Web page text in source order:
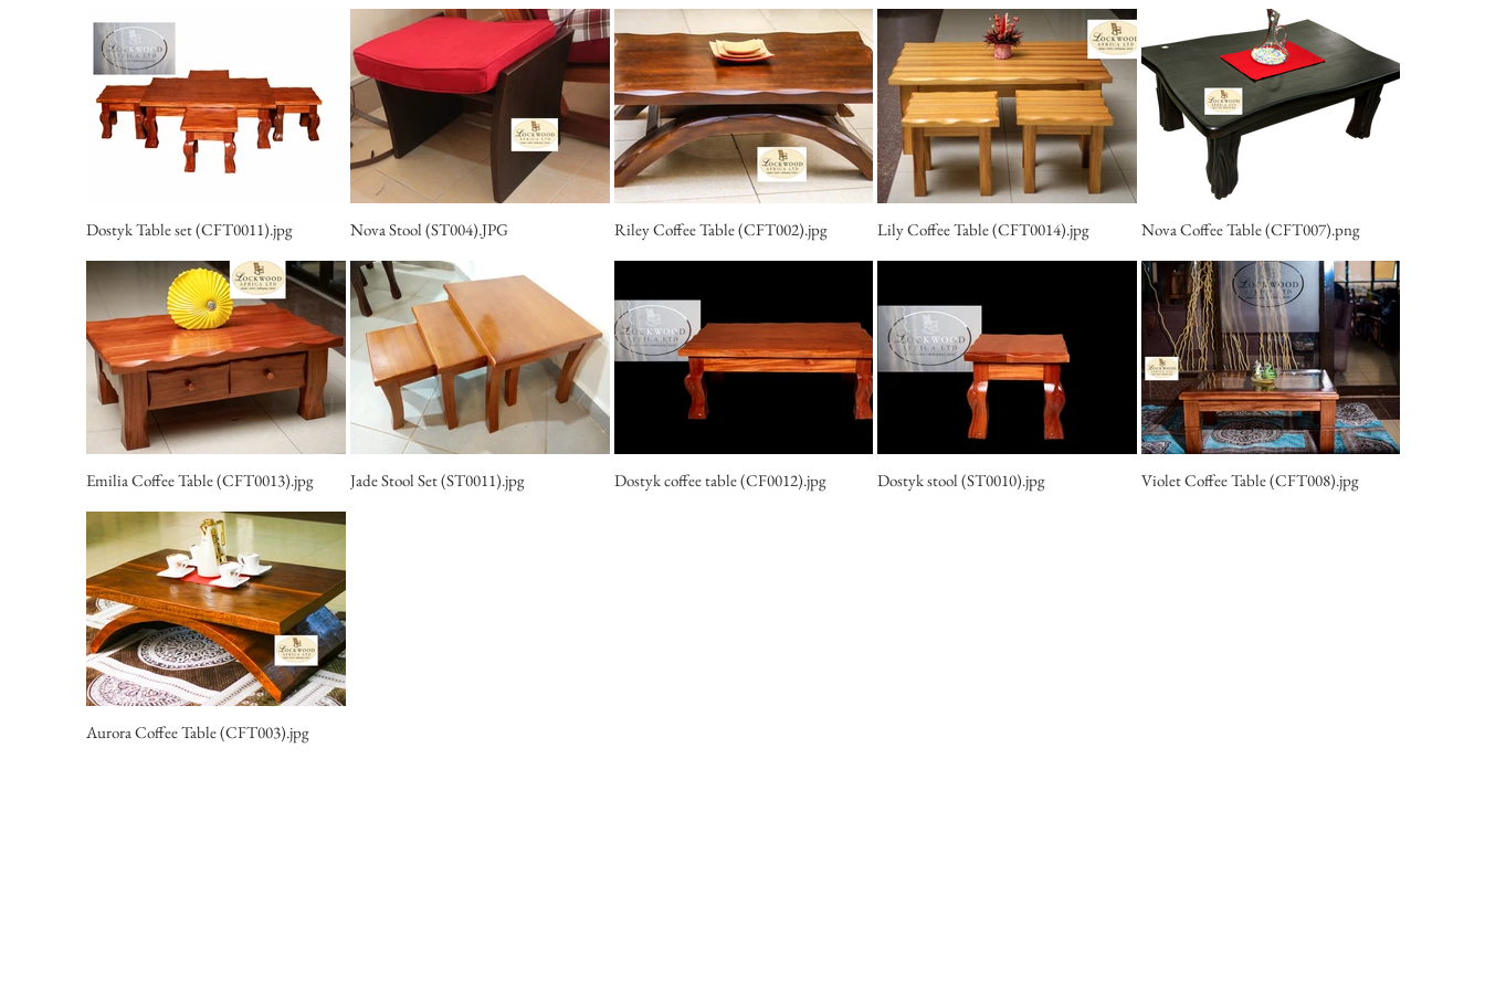
Dostyk Table set (CFT0011).jpg Nova Stool (ST004).JPG Riley Coffee Table (CFT002).jpg Lily Coffee Table (CFT0014).jpg Nova Coffee Table (CFT007).png
Emilia Coffee Table (CFT0013).jpg Jade Stool Set (ST0011).jpg Dostyk coffee table (CF0012).jpg Dostyk stool (ST0010).jpg Violet Coffee Table (CFT008).jpg
Aurora Coffee Table (CFT003).jpg